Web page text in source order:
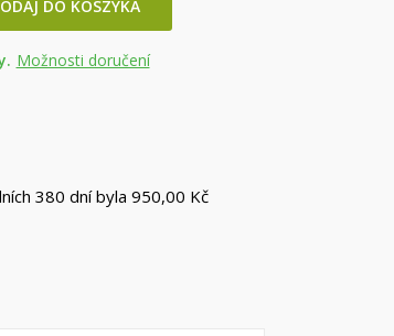
DO KOSZYKA
Možnosti doručení
380 dní byla 950,00 Kč